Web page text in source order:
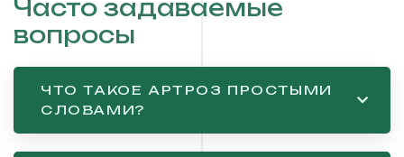
Часто задаваемые
вопросы
ЧТО ТАКОЕ АРТРОЗ ПРОСТЫМИ
СЛОВАМИ?